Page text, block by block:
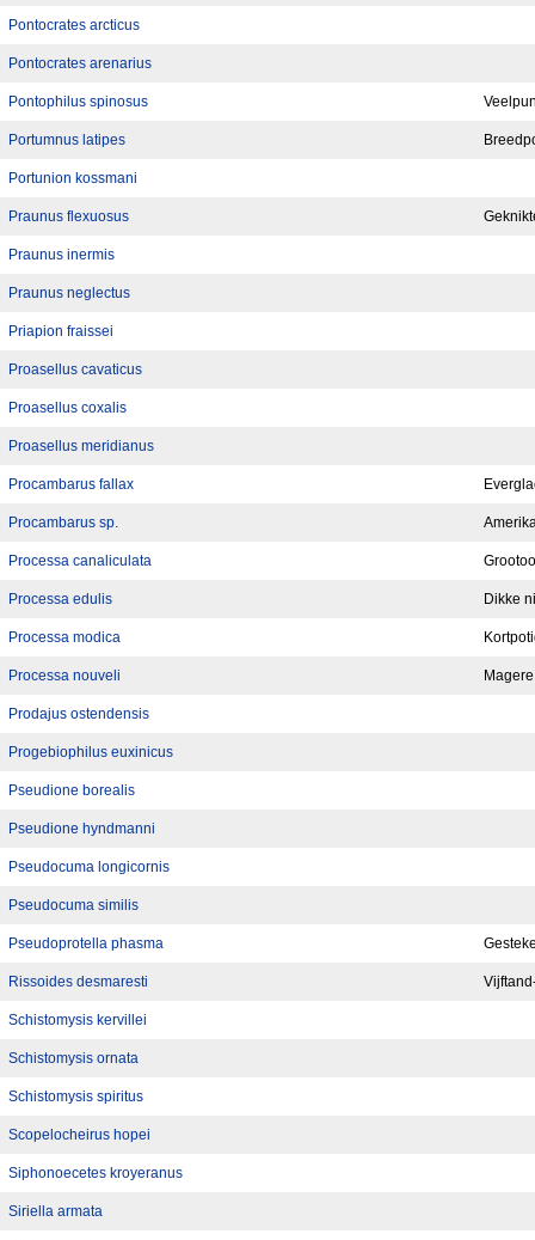
Pontocrates arcticus
Pontocrates arenarius
Pontophilus spinosus
Portumnus latipes
Portunion kossmani
Praunus flexuosus
Praunus inermis
Praunus neglectus
Priapion fraissei
Proasellus cavaticus
Proasellus coxalis
Proasellus meridianus
Procambarus fallax
Procambarus sp.
Processa canaliculata
Processa edulis Dikke
Processa modica
Processa nouveli
Prodajus ostendensis
Progebiophilus euxinicus
Pseudione borealis
Pseudione hyndmanni
Pseudocuma longicornis
Pseudocuma similis
Pseudoprotella phasma
Rissoides desmaresti
Schistomysis kervillei
Schistomysis ornata
Schistomysis spiritus
Scopelocheirus hopei
Siphonoecetes kroyeranus
Siriella armata